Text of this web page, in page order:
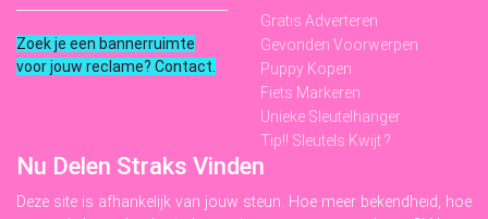
Zoek je een bannerruimte
voor jouw reclame? Contact
Gratis Adverteren
Gevonden Voorwerpen
Puppy Kopen
Fiets Markeren
Unieke Sleutelhanger
Tip!! Sleutels Kwijt ?
Nu Delen Straks Vinden
Deze site is afhankelijk van jouw steun. Hoe meer bekendheid, hoe